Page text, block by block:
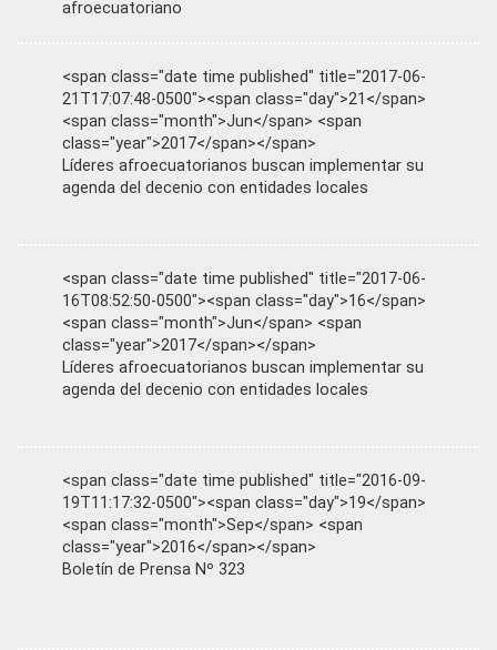
afroecuatoriano
<span class="date time published" title="2017-06-
21T17:07:48-0500"><span class="day">21</span>
<span class="month">Jun</span> <span
class="year">2017</span></span>
Líderes afroecuatorianos buscan implementar su
agenda del decenio con entidades locales
<span class="date time published" title="2017-06-
16T08:52:50-0500"><span class="day">16</span>
<span class="month">Jun</span> <span
class="year">2017</span></span>
Líderes afroecuatorianos buscan implementar su
agenda del decenio con entidades locales
<span class="date time published" title="2016-09-
19T11:17:32-0500"><span class="day">19</span>
<span class="month">Sep</span> <span
class="year">2016</span></span>
Boletín de Prensa Nº 323